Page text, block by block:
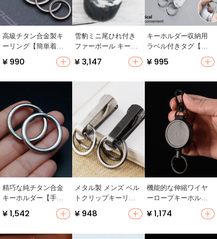
高級チタン合金製キ
ーリング【簡単着
脱・自動車用・耐久
性あり】
¥ 990
雪豹ミニ尾ひれ付き
ファーボール キーホ
ルダー【可愛いアク
セサリー・バッグチ
¥ 3,147
キーホルダー収納用
ラベル付きタグ【賃
貸物件用・プラスチ
ック製】
¥ 995
精巧な純チタン合金
キーホルダー【手作
りポリッシュ・316ス
テンレススチール・
¥ 1,542
メタル製 メンズ ベル
トクリップキーリン
グ【クリエイティブ
デザイン・車の鍵
¥ 948
機能的な伸縮ワイヤ
ーロープキーホルダ
止】
¥ 1,174